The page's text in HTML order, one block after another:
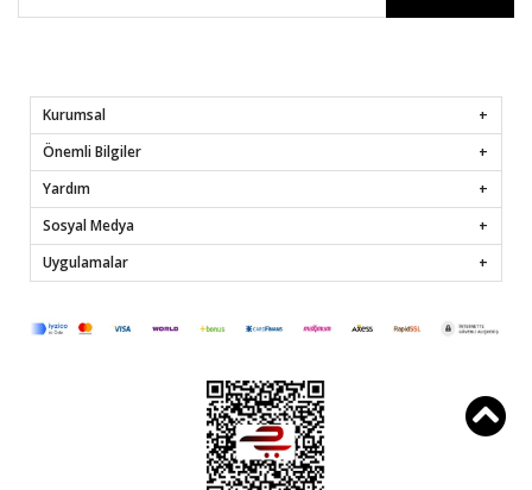
Kurumsal
Önemli Bilgiler
Yardım
Sosyal Medya
Uygulamalar